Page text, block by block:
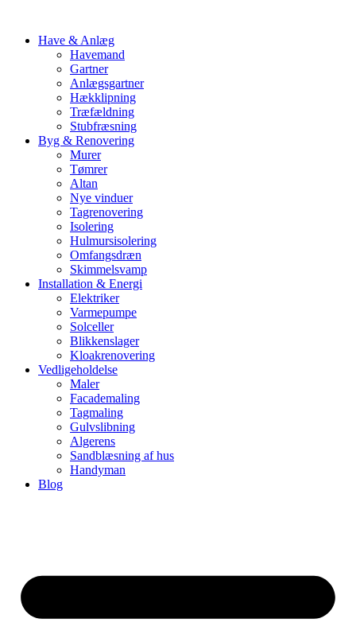
Have & Anlæg
Havemand
Gartner
Anlægsgartner
Hækklipning
Træfældning
Stubfræsning
Byg & Renovering
Murer
Tømrer
Altan
Nye vinduer
Tagrenovering
Isolering
Hulmursisolering
Omfangsdræn
Skimmelsvamp
Installation & Energi
Elektriker
Varmepumpe
Solceller
Blikkenslager
Kloakrenovering
Vedligeholdelse
Maler
Facademaling
Tagmaling
Gulvslibning
Algerens
Sandblæsning af hus
Handyman
Blog